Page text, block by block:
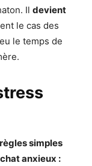
Il devient
le cas des
le temps de
simples
chatanxieux :